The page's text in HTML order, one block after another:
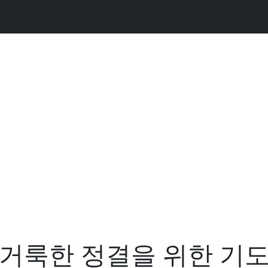
거룩한 정결을 위한 기